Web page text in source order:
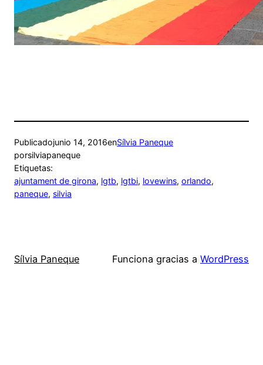
Publicadojunio 14, 2016enSílvia Paneque
porsilviapaneque
Etiquetas:
ajuntament de girona, lgtb, lgtbi, lovewins, orlando
paneque, silvia
Sílvia Paneque Funciona gracias a WordPress